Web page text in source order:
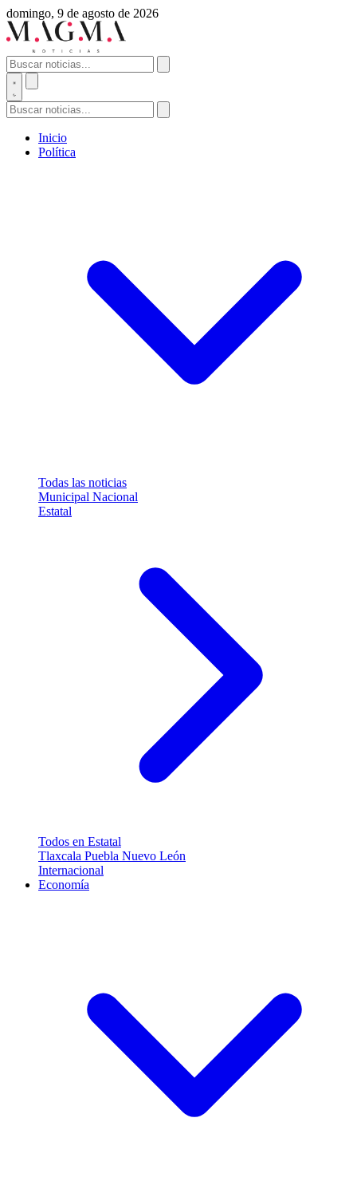
domingo, 9 de agosto de 2026
Inicio
Política
Todas las noticias
Municipal Nacional
Estatal
Todos en Estatal
Tlaxcala Puebla Nuevo León
Internacional
Economía